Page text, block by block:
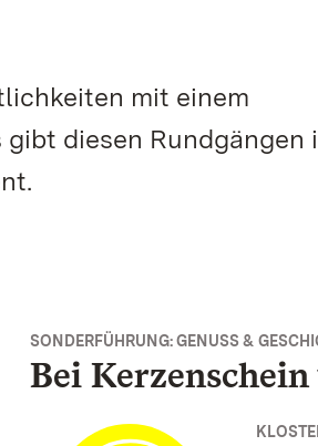
mit einem
diesen Rundgängen
SONDERFÜHRUNG: GENUSS &
Bei